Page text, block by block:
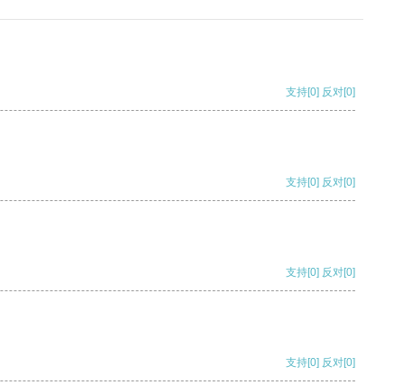
支持[0] 反对[0]
支持[0] 反对[0]
支持[0] 反对[0]
支持[0] 反对[0]